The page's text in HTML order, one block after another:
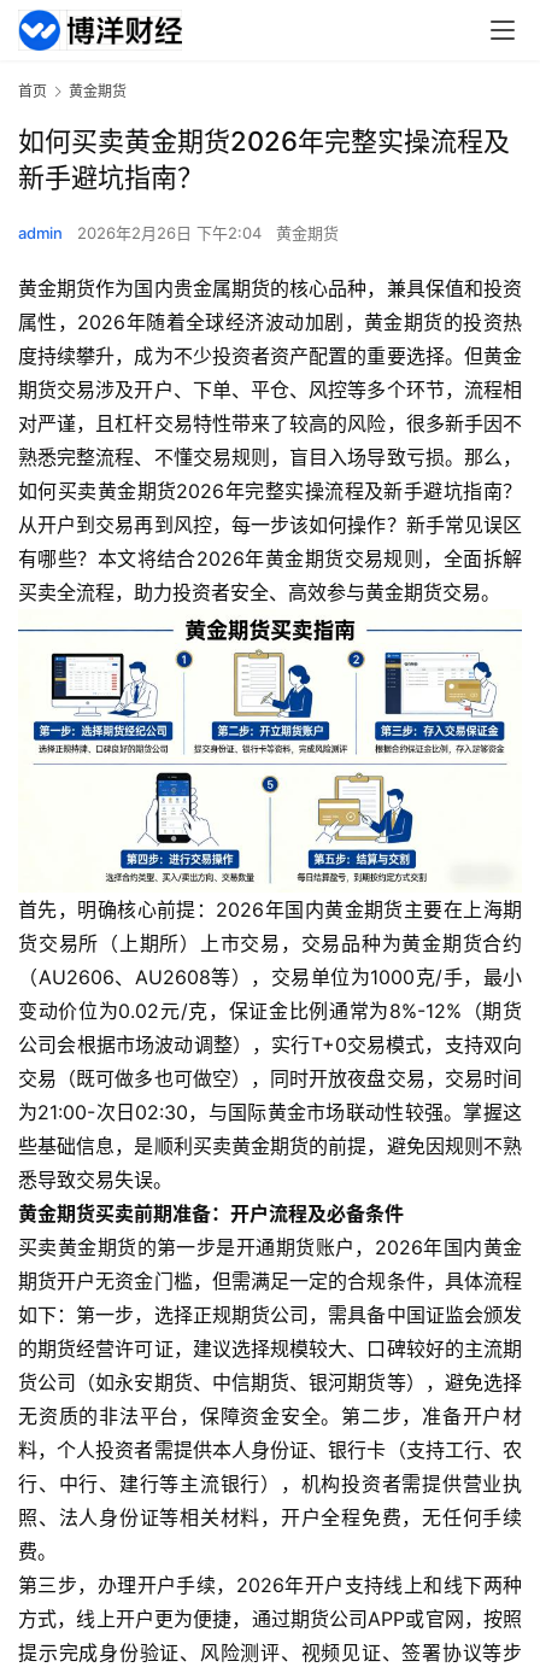
首页 黄金期货
如何买卖黄金期货2026年完整实操流程及
新手避坑指南？
admin 2026年2月26日 下午2:04 黄金期货
黄金期货作为国内贵金属期货的核心品种，兼具保值和投资
属性，2026年随着全球经济波动加剧，黄金期货的投资热
度持续攀升，成为不少投资者资产配置的重要选择。但黄金
期货交易涉及开户、下单、平仓、风控等多个环节，流程相
对严谨，且杠杆交易特性带来了较高的风险，很多新手因不
熟悉完整流程、不懂交易规则，盲目入场导致亏损。那么，
如何买卖黄金期货2026年完整实操流程及新手避坑指南？
从开户到交易再到风控，每一步该如何操作？新手常见误区
有哪些？本文将结合2026年黄金期货交易规则，全面拆解
买卖全流程，助力投资者安全、高效参与黄金期货交易。
首先，明确核心前提：2026年国内黄金期货主要在上海期
货交易所（上期所）上市交易，交易品种为黄金期货合约
（AU2606、AU2608等），交易单位为1000克/手，最小
变动价位为0.02元/克，保证金比例通常为8%-12%（期货
公司会根据市场波动调整），实行T+0交易模式，支持双向
交易（既可做多也可做空），同时开放夜盘交易，交易时间
为21:00-次日02:30，与国际黄金市场联动性较强。掌握这
些基础信息，是顺利买卖黄金期货的前提，避免因规则不熟
悉导致交易失误。
黄金期货买卖前期准备：开户流程及必备条件
买卖黄金期货的第一步是开通期货账户，2026年国内黄金
期货开户无资金门槛，但需满足一定的合规条件，具体流程
如下：第一步，选择正规期货公司，需具备中国证监会颁发
的期货经营许可证，建议选择规模较大、口碑较好的主流期
货公司（如永安期货、中信期货、银河期货等），避免选择
无资质的非法平台，保障资金安全。第二步，准备开户材
料，个人投资者需提供本人身份证、银行卡（支持工行、农
行、中行、建行等主流银行），机构投资者需提供营业执
照、法人身份证等相关材料，开户全程免费，无任何手续
费。
第三步，办理开户手续，2026年开户支持线上和线下两种
方式，线上开户更为便捷，通过期货公司APP或官网，按照
提示完成身份验证、风险测评、视频见证、签署协议等步